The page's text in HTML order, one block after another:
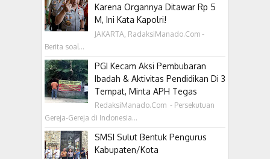
Karena Organnya Ditawar Rp 5
M, Ini Kata Kapolri!
JAKARTA, RadaksiManado.Com -
Berita soal...
PGI Kecam Aksi Pembubaran
Ibadah & Aktivitas Pendidikan Di 3
Tempat, Minta APH Tegas
RedaksiManado.Com - Persekutuan
Gereja-Gereja di Indonesia...
SMSI Sulut Bentuk Pengurus
Kabupaten/Kota